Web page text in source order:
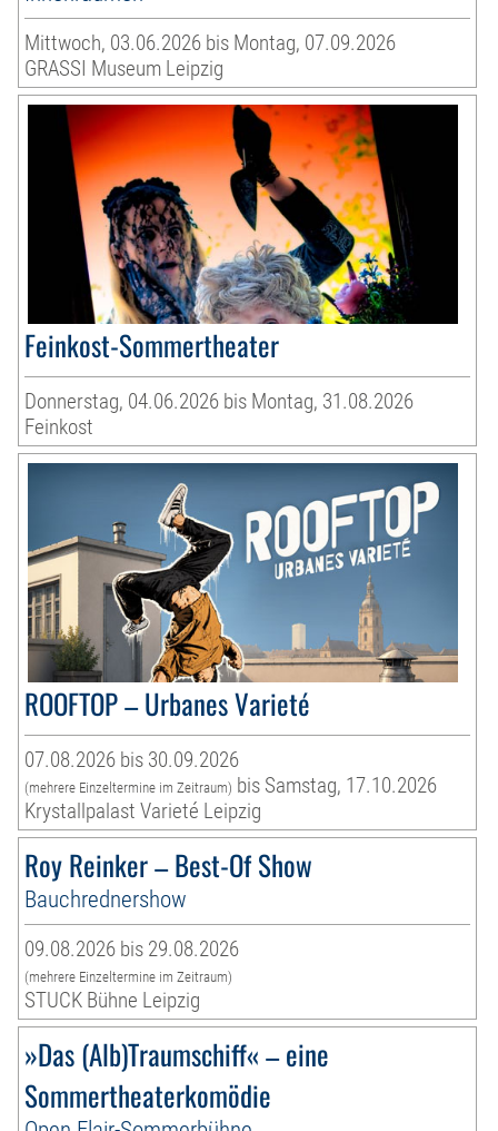
Mittwoch, 03.06.2026 bis Montag, 07.09.2026
GRASSI Museum Leipzig
Feinkost-Sommertheater
Donnerstag, 04.06.2026 bis Montag, 31.08.2026
Feinkost
ROOFTOP – Urbanes Varieté
07.08.2026 bis 30.09.2026
(mehrere Einzeltermine im Zeitraum) bis Samstag, 17.10.2026
Krystallpalast Varieté Leipzig
Roy Reinker – Best-Of Show
Bauchrednershow
09.08.2026 bis 29.08.2026
(mehrere Einzeltermine im Zeitraum)
STUCK Bühne Leipzig
»Das (Alb)Traumschiff« – eine
Sommertheaterkomödie